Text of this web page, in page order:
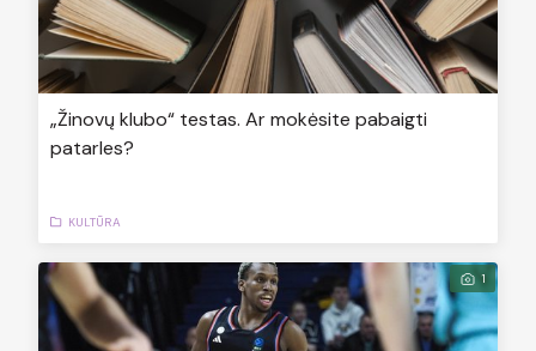
„Žinovų klubo“ testas. Ar mokėsite pabaigti
patarles?
KULTŪRA
1